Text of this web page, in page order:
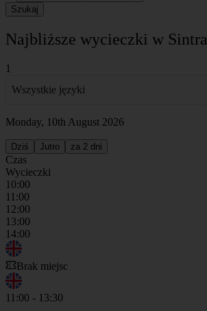
Szukaj
Najbliższe wycieczki w Sintra
1
Wszystkie języki
Monday, 10th August 2026
Dziś Jutro za 2 dni
Czas
Wycieczki
10:00
11:00
12:00
13:00
14:00
Brak miejsc
11:00 - 13:30